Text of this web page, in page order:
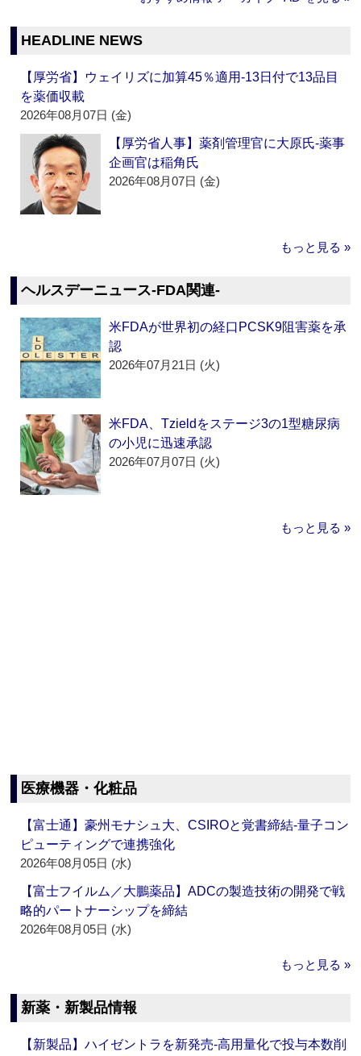
HEADLINE NEWS
【厚労省】ウェイリズに加算45％適用‐13日付で13品目
を薬価収載
2026年08月07日 (金)
【厚労省人事】薬剤管理官に大原氏‐薬事
企画官は稲角氏
2026年08月07日 (金)
もっと見る »
ヘルスデーニュース‐FDA関連‐
米FDAが世界初の経口PCSK9阻害薬を承
認
2026年07月21日 (火)
米FDA、Tzieldをステージ3の1型糖尿病
の小児に迅速承認
2026年07月07日 (火)
もっと見る »
医療機器・化粧品
【富士通】豪州モナシュ大、CSIROと覚書締結‐量子コン
ピューティングで連携強化
2026年08月05日 (水)
【富士フイルム／大鵬薬品】ADCの製造技術の開発で戦
略的パートナーシップを締結
2026年08月05日 (水)
もっと見る »
新薬・新製品情報
【新製品】ハイゼントラを新発売‐高用量化で投与本数削